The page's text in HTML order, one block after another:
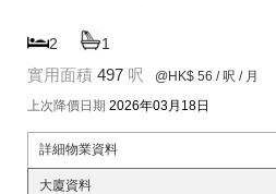
2 1
實用面積 497 呎 @HK$ 56 / 呎 / 月
上次降價日期 2026年03月18日
詳細物業資料
大廈資料